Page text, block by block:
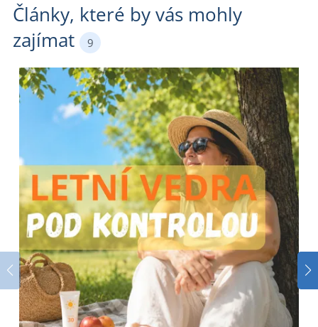
Články, které by vás mohly
zajímat
9